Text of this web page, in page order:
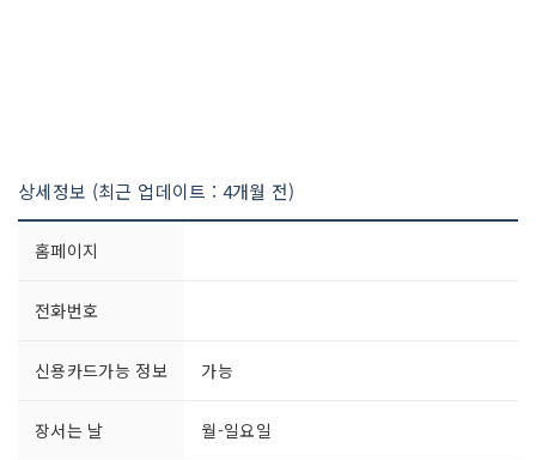
상세정보 (최근 업데이트 : 4개월 전)
홈페이지
전화번호
신용카드가능 정보 가능
장서는 날 월-일요일